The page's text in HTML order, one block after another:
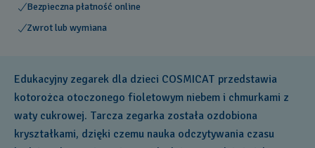
Bezpieczna płatność online
Zwrot lub wymiana
Edukacyjny zegarek dla dzieci COSMICAT przedstawia
kotorożca otoczonego fioletowym niebem i chmurkami z
waty cukrowej. Tarcza zegarka została ozdobiona
kryształkami, dzięki czemu nauka odczytywania czasu